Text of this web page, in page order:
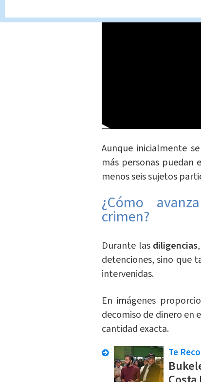
Aunque inicialmente
más personas puedan
menos seis sujetos
¿Cómo
crimen?
Durante las diligencias
detenciones, sino que
intervenidas.
En imágenes
decomiso de dinero en
cantidad exacta.
Te